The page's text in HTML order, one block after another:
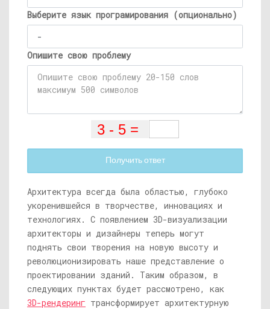
Выберите язык програмирования (опционально)
Опишите свою проблему
Получить ответ
Архитектура всегда была областью, глубоко
укоренившейся в творчестве, инновациях и
технологиях. С появлением 3D-визуализации
архитекторы и дизайнеры теперь могут
поднять свои творения на новую высоту и
революционизировать наше представление о
проектировании зданий. Таким образом, в
следующих пунктах будет рассмотрено, как
3D-рендеринг трансформирует архитектурную